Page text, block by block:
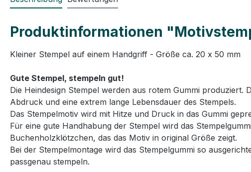
Produktinformationen
Kleiner Stempel auf einem Handgriff - Größe ca. 20 x 50 mm
Gute Stempel, stempeln gut!
Die Heindesign Stempel werden aus rotem Gummi
Abdruck und eine extrem lange Lebensdauer des Stempels.
Das Stempelmotiv wird mit Hitze und Druck in das Gummi
Für eine gute Handhabung der Stempel wird das
Buchenholzklötzchen, das das Motiv in original Größe zeigt.
Bei der Stempelmontage wird das Stempelgummi so
passgenau stempeln.